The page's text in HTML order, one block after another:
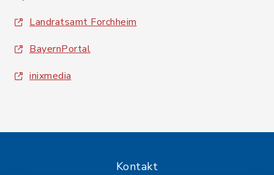
Landratsamt Forchheim
BayernPortal
inixmedia
Kontakt